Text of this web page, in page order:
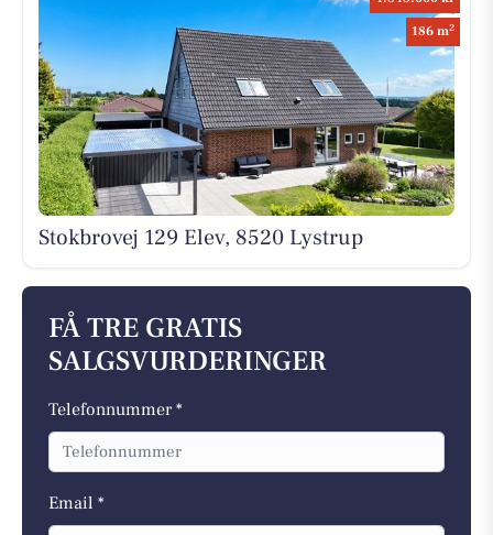
186 m2
Stokbrovej 129 Elev, 8520 Lystrup
FÅ TRE GRATIS
SALGSVURDERINGER
Telefonnummer *
Email *